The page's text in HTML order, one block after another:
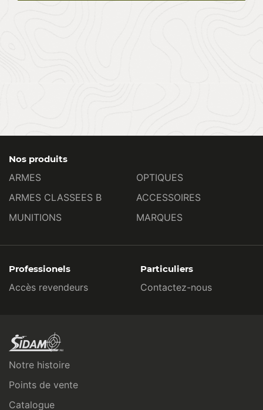
Nos produits
ARMES
ARMES CLASSEES B
MUNITIONS
OPTIQUES
ACCESSOIRES
MARQUES
Professionels
Accès revendeurs
Particuliers
Contactez-nous
Notre histoire
Points de vente
Catalogue